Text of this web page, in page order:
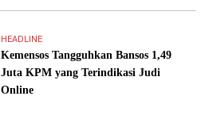
HEADLINE
Kemensos Tangguhkan Bansos 1,49
Juta KPM yang Terindikasi Judi
Online